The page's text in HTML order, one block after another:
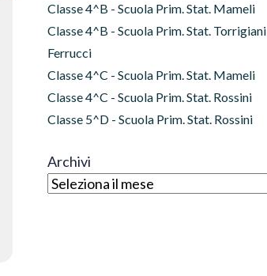
Classe 4^B - Scuola Prim. Stat. Mameli
Classe 4^B - Scuola Prim. Stat. Torrigiani
Ferrucci
Classe 4^C - Scuola Prim. Stat. Mameli
Classe 4^C - Scuola Prim. Stat. Rossini
Classe 5^D - Scuola Prim. Stat. Rossini
Archivi